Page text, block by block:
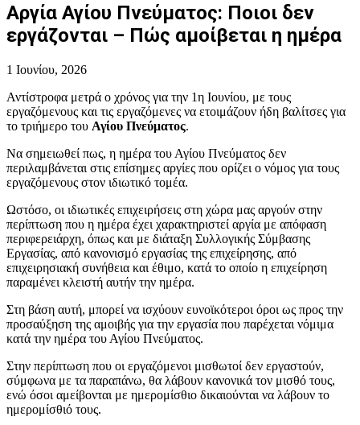
Αργία Αγίου Πνεύματος: Ποιοι δεν
εργάζονται – Πώς αμοίβεται η ημέρα
1 Ιουνίου, 2026
Αντίστροφα μετρά ο χρόνος για την 1η Ιουνίου, με τους
εργαζόμενους και τις εργαζόμενες να ετοιμάζουν ήδη βαλίτσες για
το τριήμερο του Αγίου Πνεύματος.
Να σημειωθεί πως, η ημέρα του Αγίου Πνεύματος δεν
περιλαμβάνεται στις επίσημες αργίες που ορίζει ο νόμος για τους
εργαζόμενους στον ιδιωτικό τομέα.
Ωστόσο, οι ιδιωτικές επιχειρήσεις στη χώρα μας αργούν στην
περίπτωση που η ημέρα έχει χαρακτηριστεί αργία με απόφαση
περιφερειάρχη, όπως και με διάταξη Συλλογικής Σύμβασης
Εργασίας, από κανονισμό εργασίας της επιχείρησης, από
επιχειρησιακή συνήθεια και έθιμο, κατά το οποίο η επιχείρηση
παραμένει κλειστή αυτήν την ημέρα.
Στη βάση αυτή, μπορεί να ισχύουν ευνοϊκότεροι όροι ως προς την
προσαύξηση της αμοιβής για την εργασία που παρέχεται νόμιμα
κατά την ημέρα του Αγίου Πνεύματος.
Στην περίπτωση που οι εργαζόμενοι μισθωτοί δεν εργαστούν,
σύμφωνα με τα παραπάνω, θα λάβουν κανονικά τον μισθό τους,
ενώ όσοι αμείβονται με ημερομίσθιο δικαιούνται να λάβουν το
ημερομίσθιό τους.